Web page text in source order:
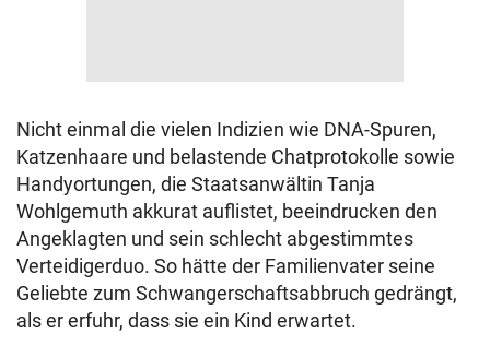
Nicht einmal die vielen Indizien wie DNA-Spuren,
Katzenhaare und belastende Chatprotokolle sowie
Handyortungen, die Staatsanwältin Tanja
Wohlgemuth akkurat auflistet, beeindrucken den
Angeklagten und sein schlecht abgestimmtes
Verteidigerduo. So hätte der Familienvater seine
Geliebte zum Schwangerschaftsabbruch gedrängt,
als er erfuhr, dass sie ein Kind erwartet.